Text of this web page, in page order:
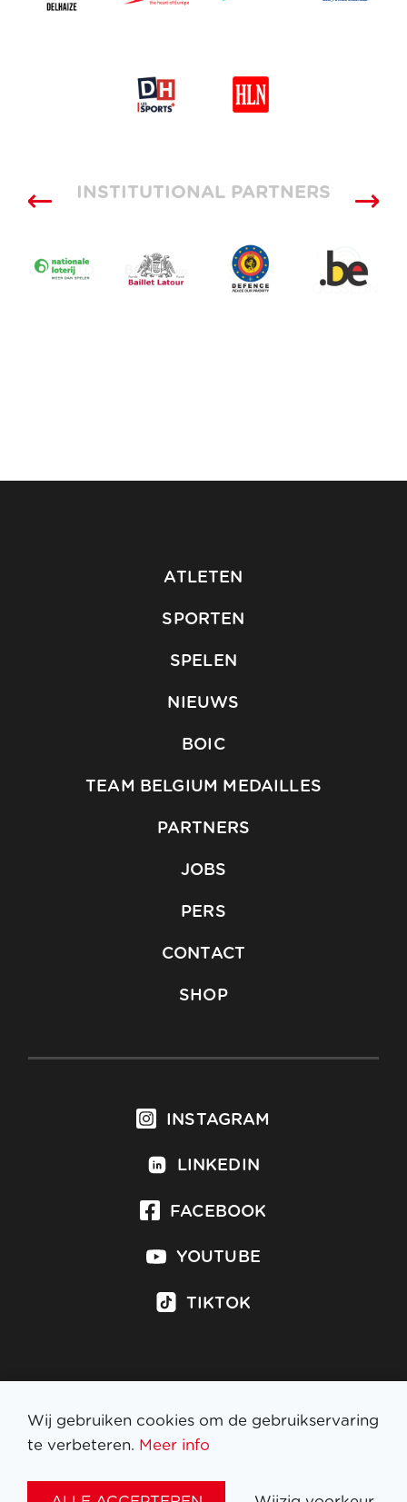
SUPPLIERS
INSTITUTIONAL PARTNERS
ATLETEN
SPORTEN
SPELEN
NIEUWS
BOIC
TEAM BELGIUM MEDAILLES
PARTNERS
JOBS
PERS
CONTACT
SHOP
INSTAGRAM
LINKEDIN
FACEBOOK
YOUTUBE
TIKTOK
Inschrijven op nieuwsbrief
Wij gebruiken cookies om de gebruikservaring
te verbeteren. Meer info